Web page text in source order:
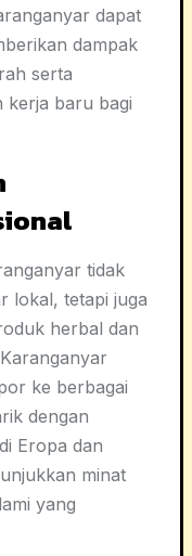
dapat
dampak
serta
kerja baru bagi
tidak
lokal, tetapi juga
herbal dan
ke berbagai
dengan
Eropa dan
minat
yang